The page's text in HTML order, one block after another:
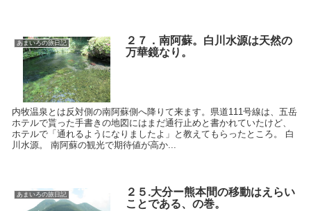
あまいろの旅日記
２７．南阿蘇。白川水源は天然の
万華鏡なり。
内牧温泉とは反対側の南阿蘇側へ降りて来ます。県道111号線は、五岳
ホテルで貰った手書きの地図にはまだ通行止めと書かれていたけど、
ホテルで「通れるようになりましたよ」と教えてもらったところ。 白
川水源。 南阿蘇の観光で期待値が高か...
あまいろの旅日記
２５.大分ー熊本間の移動はえらい
ことである、の巻。